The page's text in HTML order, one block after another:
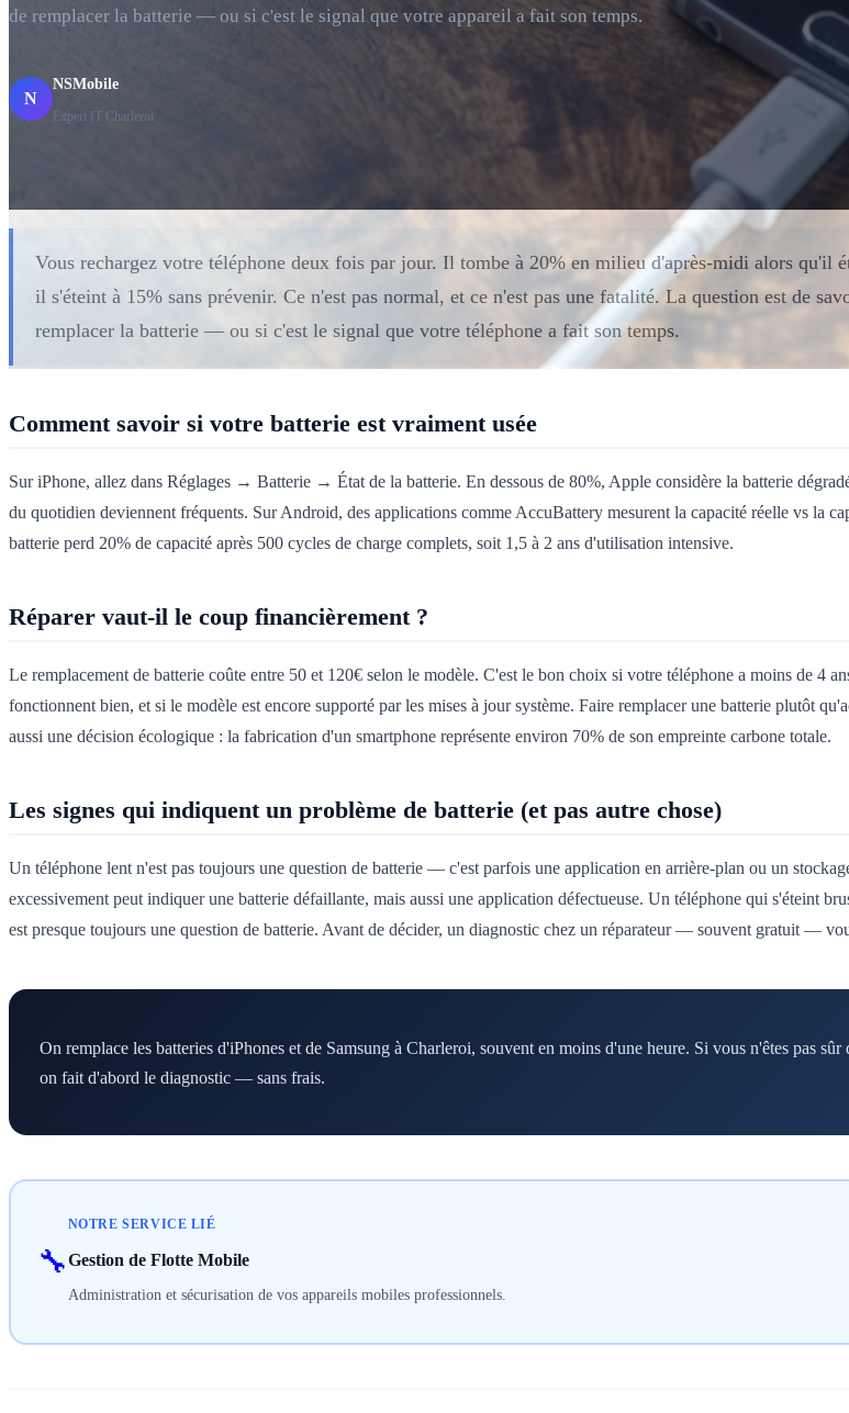
de remplacer la batterie — ou si c'est le signal que votre appareil a fait son temps.
N
NSMobile
Expert IT Charleroi
Vous rechargez votre téléphone deux fois par jour. Il tombe à 20% en milieu d'après-midi alors qu'il
il s'éteint à 15% sans prévenir. Ce n'est pas normal, et ce n'est pas une fatalité. La question est de
remplacer la batterie — ou si c'est le signal que votre téléphone a fait son temps.
Comment savoir si votre batterie est vraiment usée
Sur iPhone, allez dans Réglages → Batterie → État de la batterie. En dessous de 80%, Apple considère la batterie
du quotidien deviennent fréquents. Sur Android, des applications comme AccuBattery mesurent la capacité réelle vs la
batterie perd 20% de capacité après 500 cycles de charge complets, soit 1,5 à 2 ans d'utilisation intensive.
Réparer vaut-il le coup financièrement ?
Le remplacement de batterie coûte entre 50 et 120€ selon le modèle. C'est le bon choix si votre téléphone a moins de 4
fonctionnent bien, et si le modèle est encore supporté par les mises à jour système. Faire remplacer une batterie plutôt
aussi une décision écologique : la fabrication d'un smartphone représente environ 70% de son empreinte carbone totale.
Les signes qui indiquent un problème de batterie (et pas autre chose)
Un téléphone lent n'est pas toujours une question de batterie — c'est parfois une application en arrière-plan ou un
excessivement peut indiquer une batterie défaillante, mais aussi une application défectueuse. Un téléphone qui s'éteint
est presque toujours une question de batterie. Avant de décider, un diagnostic chez un réparateur — souvent gratuit —
On remplace les batteries d'iPhones et de Samsung à Charleroi, souvent en moins d'une heure. Si vous n'êtes pas
on fait d'abord le diagnostic — sans frais.
🔧
NOTRE SERVICE LIÉ
Gestion de Flotte Mobile
Administration et sécurisation de vos appareils mobiles professionnels.